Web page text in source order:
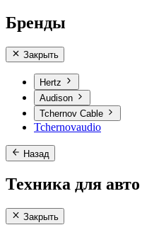
Бренды
Закрыть
Hertz
Audison
Tchernov Cable
Tchernovaudio
Назад
Техника для авто
Закрыть